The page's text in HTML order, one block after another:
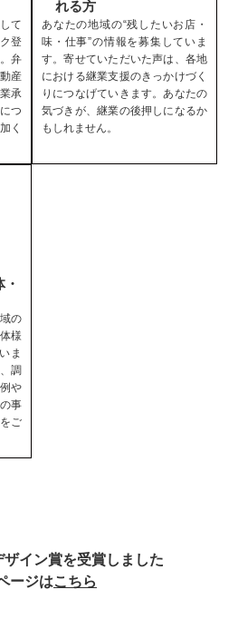
て
登
弁
産
承
つ
く
れる方
あなたの地域の“残したいお店・
味・仕事”の情報を募集していま
す。寄せていただいた声は、各地
における継業支援のきっかけづく
りにつなげていきます。あなたの
気づきが、継業の後押しになるか
もしれません。
の
様
ま
調
や
事
ご
ザイン賞を受賞しました
ージはこちら